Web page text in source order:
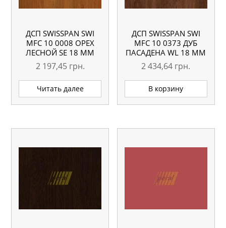
ДСП SWISSPAN SWI
MFC 10 0008 ОРЕХ
ЛЕСНОЙ SE 18 ММ
2 197,45 грн.
Читать далее
ДСП SWISSPAN SWI
MFC 10 0373 ДУБ
ПАСАДЕНА WL 18 ММ
2 434,64 грн.
В корзину